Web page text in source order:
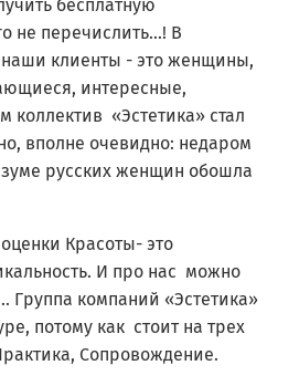
бесплатную
не перечислить...! В
клиенты - это женщины,
интересные,
коллектив «Эстетика» стал
вполне очевидно: недаром
русских женщин обошла
Красоты- это
И про нас можно
Группа компаний «Эстетика»
потому как стоит на трех
Сопровождение.